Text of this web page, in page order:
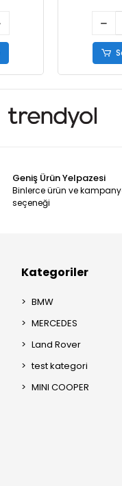
Geniş Ürün Yelpazesi
Binlerce ürün ve
seçeneği
Kategoriler
BMW
MERCEDES
Land Rover
test kategori
MINI COOPER